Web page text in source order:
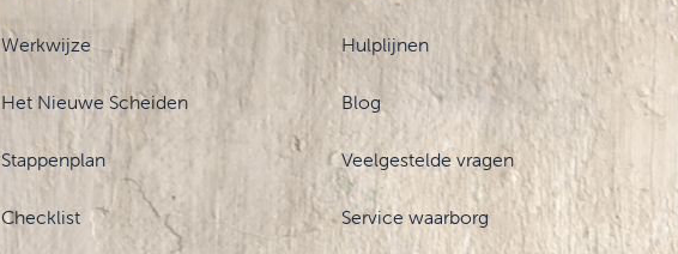
Werkwijze
Het Nieuwe Scheiden
Stappenplan
Checklist
Hulplijnen
Blog
Veelgestelde vragen
Service waarborg